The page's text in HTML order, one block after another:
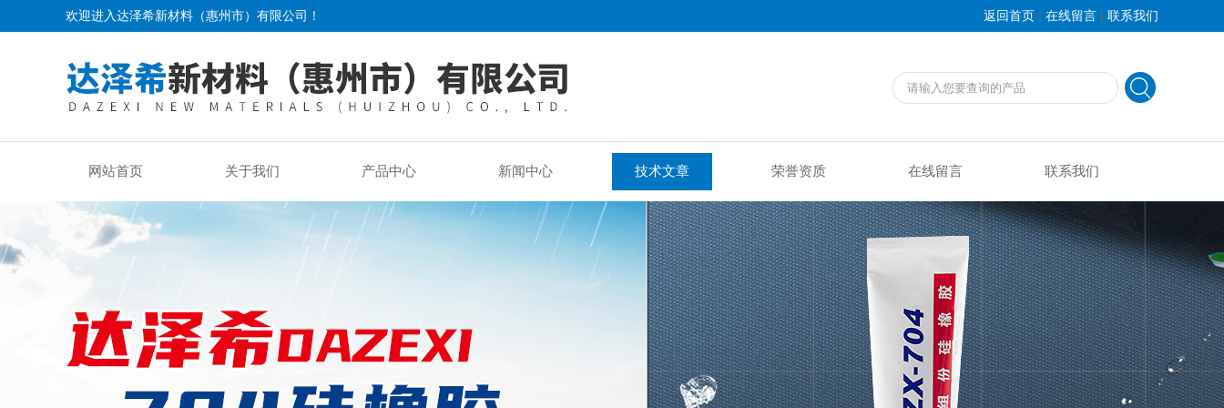
欢迎进入达泽希新材料（惠州市）有限公司！ 返回首页 | 在线留言 | 联系我们
网站首页 关于我们 产品中心 新闻中心 技术文章 荣誉资质 在线留言 联系我们